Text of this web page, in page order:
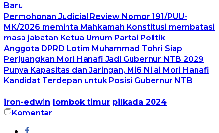
Baru
Permohonan Judicial Review Nomor 191/PUU-
MK/2026 meminta Mahkamah Konstitusi membatasi
masa jabatan Ketua Umum Partai Politik
Anggota DPRD Lotim Muhammad Tohri Siap
Perjuangkan Mori Hanafi Jadi Gubernur NTB 2029
Punya Kapasitas dan Jaringan, Mi6 Nilai Mori Hanafi
Kandidat Terdepan untuk Posisi Gubernur NTB
iron-edwin lombok timur pilkada 2024
Komentar